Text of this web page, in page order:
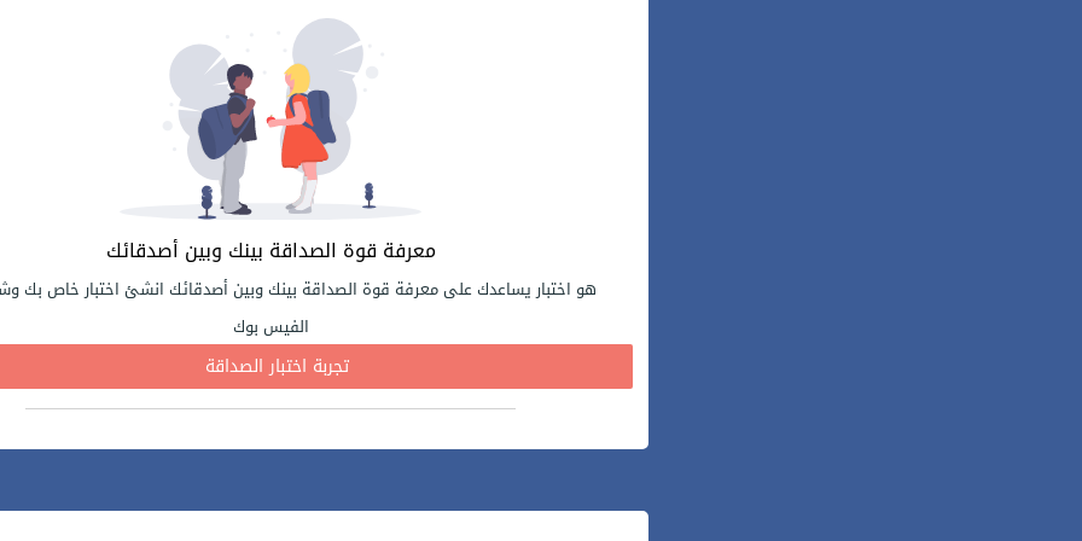
معرفة قوة الصداقة بينك وبين أصدقائك
هو اختبار يساعدك على معرفة قوة الصداقة بينك وبين أصدقائك انشئ اختبار خاص بك
الفيس بوك
تجربة اختبار الصداقة